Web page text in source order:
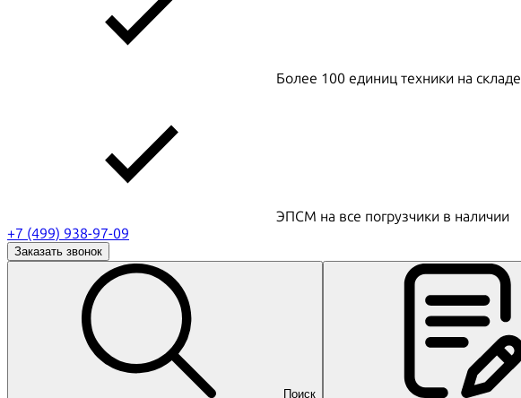
Более 100 единиц техники на складе
ЭПСМ на все погрузчики в наличии
+7 (499) 938-97-09
Заказать звонок
Поиск